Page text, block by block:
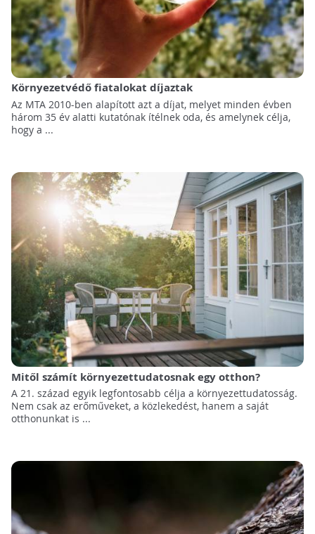
Környezetvédő fiatalokat díjaztak
Az MTA 2010-ben alapított azt a díjat, melyet minden évben
három 35 év alatti kutatónak ítélnek oda, és amelynek célja,
hogy a ...
Mitől számít környezettudatosnak egy otthon?
A 21. század egyik legfontosabb célja a környezettudatosság.
Nem csak az erőműveket, a közlekedést, hanem a saját
otthonunkat is ...